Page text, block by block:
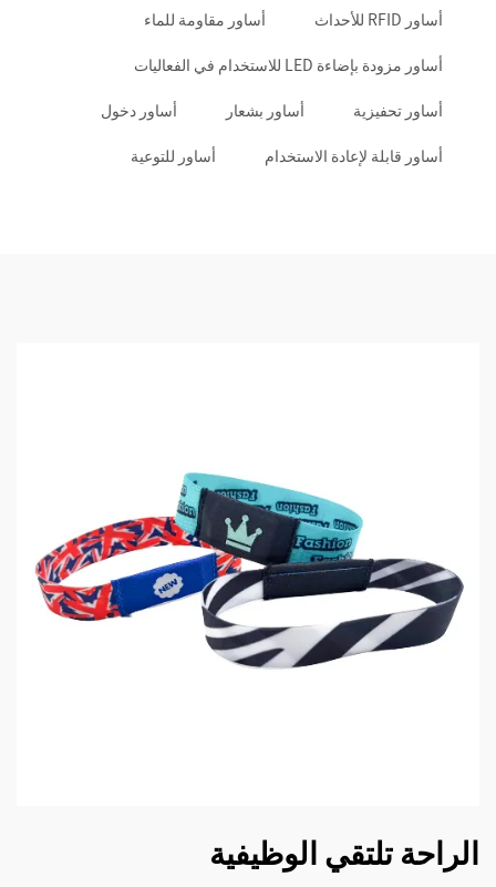
أساور RFID للأحداث أساور مقاومة للماء
أساور مزودة بإضاءة LED للاستخدام في الفعاليات
أساور تحفيزية أساور بشعار أساور دخول
أساور قابلة لإعادة الاستخدام أساور للتوعية
الراحة تلتقي الوظيفية